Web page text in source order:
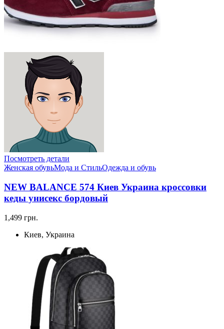
Посмотреть детали
Женская обувьМода и СтильОдежда и обувь
NEW BALANCE 574 Киев Украина кроссовки
кеды унисекс бордовый
1,499 грн.
Киев, Украина